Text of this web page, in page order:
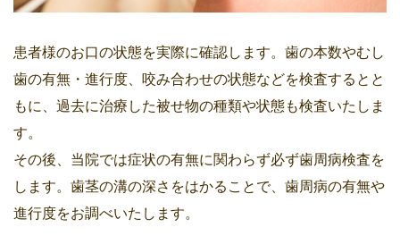
患者様のお口の状態を実際に確認します。歯の本数やむし
歯の有無・進行度、咬み合わせの状態などを検査するとと
もに、過去に治療した被せ物の種類や状態も検査いたしま
す。
その後、当院では症状の有無に関わらず必ず歯周病検査を
します。歯茎の溝の深さをはかることで、歯周病の有無や
進行度をお調べいたします。